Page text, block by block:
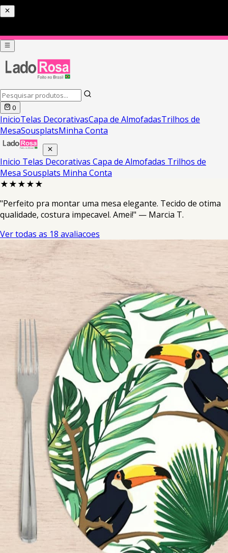
0
InicioTelas DecorativasCapa de AlmofadasTrilhos de
MesaSousplatsMinha Conta
Inicio Telas Decorativas Capa de Almofadas Trilhos de
Mesa Sousplats Minha Conta
★★★★★
"Perfeito pra montar uma mesa elegante. Tecido de otima
qualidade, costura impecavel. Amei!" — Marcia T.
Ver todas as 18 avaliacoes